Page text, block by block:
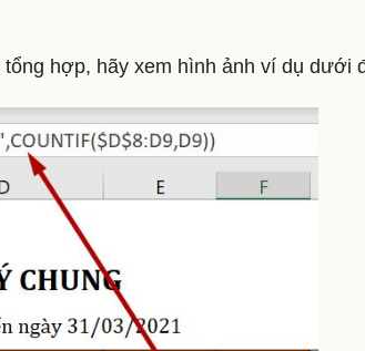
tổng hợp, hãy xem hình ảnh ví dụ dưới